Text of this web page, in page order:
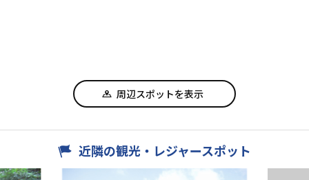
周辺スポットを表示
近隣の観光・レジャースポット